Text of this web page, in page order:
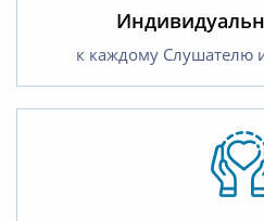
к каждому Слушателю